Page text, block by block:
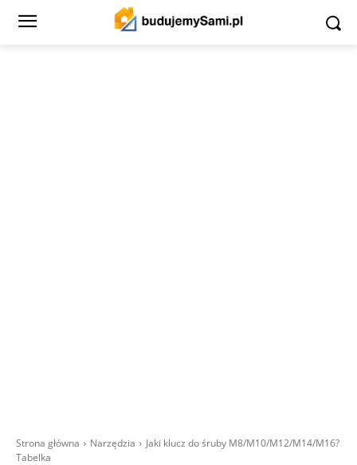
Strona główna Narzędzia
Jaki klucz do śruby M8/M10/M12/M14/M16?
Tabelka